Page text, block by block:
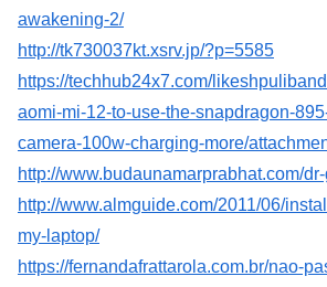
awakening-2/
http://tk730037kt.xsrv.jp/?p=5585
https://techhub24x7.com/
aomi-mi-12-to-use-the-snapdragon-
camera-100w-charging-more/
http://www.budaunamarprabhat.com/
http://www.almguide.com/2011/06/
my-laptop/
https://fernandafrattarola.com.br/nao-